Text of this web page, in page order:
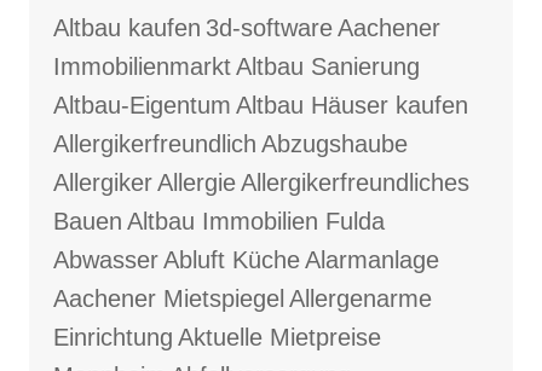
Altbau kaufen 3d-softwareAachener
ImmobilienmarktAltbau Sanierung
Altbau-Eigentum Altbau Häuser kaufen
Allergikerfreundlich Abzugshaube
AllergikerAllergieAllergikerfreundliches
Bauen Altbau Immobilien Fulda
AbwasserAbluft KücheAlarmanlage
Aachener Mietspiegel Allergenarme
Einrichtung Aktuelle Mietpreise